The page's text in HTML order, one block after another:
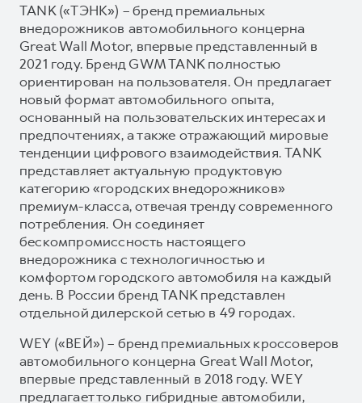
TANK («ТЭНК») – бренд премиальных
внедорожников автомобильного концерна
Great Wall Motor, впервые представленный в
2021 году. Бренд GWM TANK полностью
ориентирован на пользователя. Он предлагает
новый формат автомобильного опыта,
основанный на пользовательских интересах и
предпочтениях, а также отражающий мировые
тенденции цифрового взаимодействия. TANK
представляет актуальную продуктовую
категорию «городских внедорожников»
премиум-класса, отвечая тренду современного
потребления. Он соединяет
бескомпромиссность настоящего
внедорожника с технологичностью и
комфортом городского автомобиля на каждый
день. В России бренд TANK представлен
отдельной дилерской сетью в 49 городах.
WEY («ВЕЙ») – бренд премиальных кроссоверов
автомобильного концерна Great Wall Motor,
впервые представленный в 2018 году. WEY
предлагает только гибридные автомобили,